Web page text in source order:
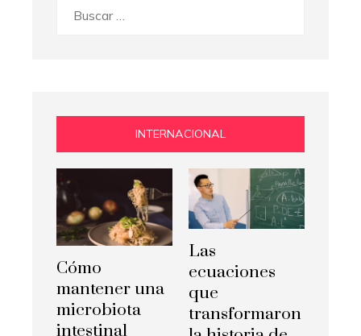
INTERNACIONAL
Cómo
mantener una
microbiota
intestinal
Las
ecuaciones
que
transformaron